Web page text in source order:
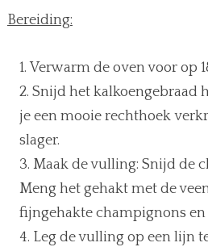
Bereiding:
Verwarm de oven voor op
Snijd het kalkoengebraad
je een mooie rechthoek
slager.
Maak de vulling: Snijd de
Meng het gehakt met de
fijngehakte champignons en
Leg de vulling op een lijn